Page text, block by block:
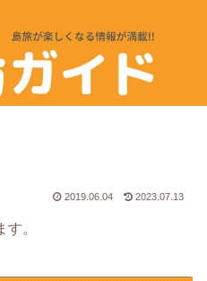
2019.06.04 2023.07.13
。